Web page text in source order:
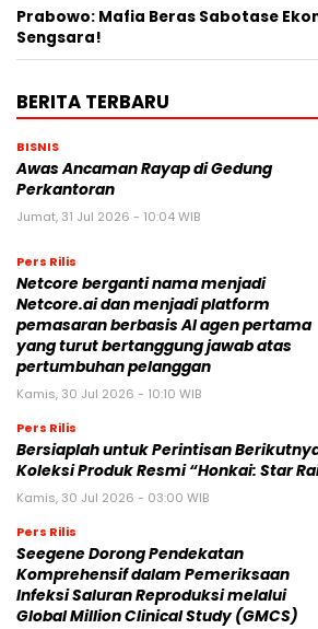
Prabowo: Mafia Beras Sabotase
Sengsara!
BERITA TERBARU
BISNIS
Awas Ancaman Rayap di Gedung
Perkantoran
Jumat, 31 Jul 2026 - 10:04 WIB
Pers Rilis
Netcore berganti nama menjadi
Netcore.ai dan menjadi platform
pemasaran berbasis AI agen pertama
yang turut bertanggung jawab atas
pertumbuhan pelanggan
Kamis, 30 Jul 2026 - 10:10 WIB
Pers Rilis
Bersiaplah untuk Perintisan
Koleksi Produk Resmi “Honkai: Star
Kamis, 30 Jul 2026 - 03:00 WIB
Pers Rilis
Seegene Dorong Pendekatan
Komprehensif dalam Pemeriksaan
Infeksi Saluran Reproduksi melalui
Global Million Clinical Study (GMCS)